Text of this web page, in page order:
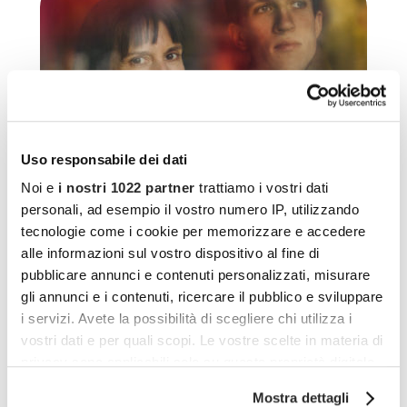
Uso responsabile dei dati
Noi e i nostri 1022 partner trattiamo i vostri dati
personali, ad esempio il vostro numero IP, utilizzando
tecnologie come i cookie per memorizzare e accedere
alle informazioni sul vostro dispositivo al fine di
pubblicare annunci e contenuti personalizzati, misurare
gli annunci e i contenuti, ricercare il pubblico e sviluppare
i servizi. Avete la possibilità di scegliere chi utilizza i
vostri dati e per quali scopi. Le vostre scelte in materia di
Mostra dettagli
Viktoria Mullova: ritratto
di una madre della
musica
Da Johann Sebastian Bach e la sua folta progenie (20
figli di cui un buon
LEGGI L'ARTICOLO